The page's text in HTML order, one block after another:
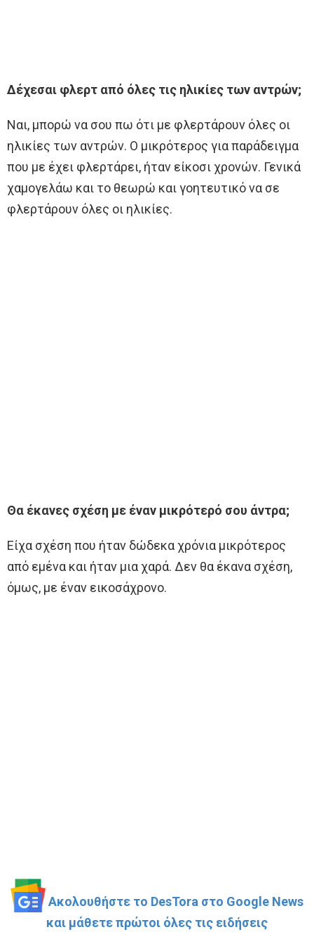
Δέχεσαι φλερτ από όλες τις ηλικίες των αντρών;
Ναι, μπορώ να σου πω ότι με φλερτάρουν όλες οι
ηλικίες των αντρών. Ο μικρότερος για παράδειγμα
που με έχει φλερτάρει, ήταν είκοσι χρονών. Γενικά
χαμογελάω και το θεωρώ και γοητευτικό να σε
φλερτάρουν όλες οι ηλικίες.
Θα έκανες σχέση με έναν μικρότερό σου άντρα;
Είχα σχέση που ήταν δώδεκα χρόνια μικρότερος
από εμένα και ήταν μια χαρά. Δεν θα έκανα σχέση,
όμως, με έναν εικοσάχρονο.
Ακολουθήστε το DesTora στο Google News
και μάθετε πρώτοι όλες τις ειδήσεις